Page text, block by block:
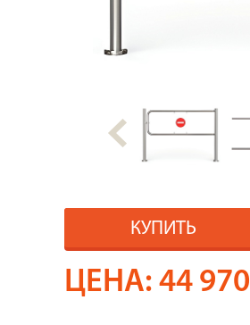
КУПИТЬ
ЦЕНА: 44 970